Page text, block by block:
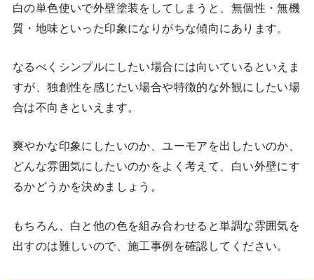
白の単色使いで外壁塗装をしてしまうと、無個性・無機
質・地味といった印象になりがちな傾向にあります。
なるべくシンプルにしたい場合には向いているといえま
すが、独創性を感じたい場合や特徴的な外観にしたい場
合は不向きといえます。
爽やかな印象にしたいのか、ユーモアを出したいのか、
どんな雰囲気にしたいのかをよく考えて、白い外壁にす
るかどうかを決めましょう。
もちろん、白と他の色を組み合わせると単調な雰囲気を
出すのは難しいので、施工事例を確認してください。